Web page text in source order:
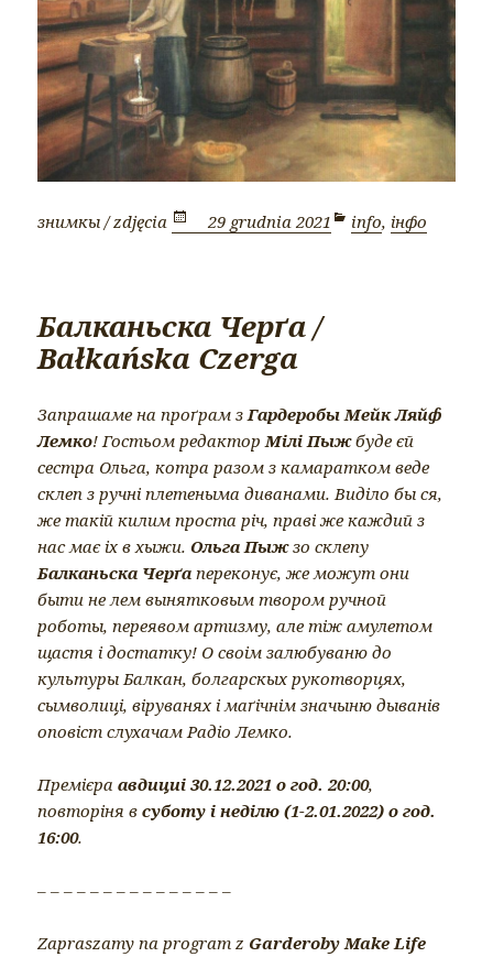
знимкы / zdjęcia
l
o
w
a
n
o
29 grudnia 2021
K
i
e
info,інфо
Балканьска Черґа /
Bałkańska Czerga
Запрашаме на проґрам зГардеробы Мейк Ляйф
Лемко! Гостьом редакторМілі Пыжбуде єй
сестра Ольга, котра разом з камаратком веде
склеп з ручні плетеныма диванами. Виділо бы ся,
же такій килим проста річ, праві же каждий з
нас має іх в хыжи.Ольга Пыжзо склепу
Балканьска Черґа переконує, же можут они
быти не лем вынятковым твором ручной
роботы, переявом артизму, але тіж амулетом
щастя і достатку! О своім залюбуваню до
культуры Балкан, болгарскых рукотворцях,
сымволиці, віруванях і маґічнім значыню дыванів
оповіст слухачам Радіо Лемко.
Премієраавдициі 30.12.2021 о год. 20:00,
повторіня всуботу і неділю (1-2.01.2022) о год.
16:00.
– – – – – – – – – – – – – – –
Zapraszamy na program z Garderoby Make Life